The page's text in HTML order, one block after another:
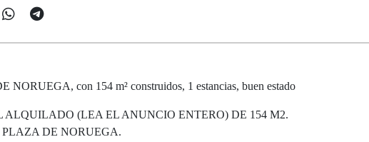
con 154 m² construidos, 1 estancias, buen estado
(LEA EL ANUNCIO ENTERO) DE 154 M2.
DE NORUEGA.